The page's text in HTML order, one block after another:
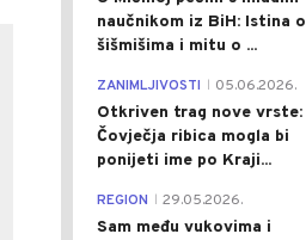
naučnikom iz BiH: Istina o
šišmišima i mitu o ...
ZANIMLJIVOSTI 05.06.2026.
Otkriven trag nove vrste:
Čovječja ribica mogla bi
ponijeti ime po Kraji...
REGION 29.05.2026.
Sam među vukovima i